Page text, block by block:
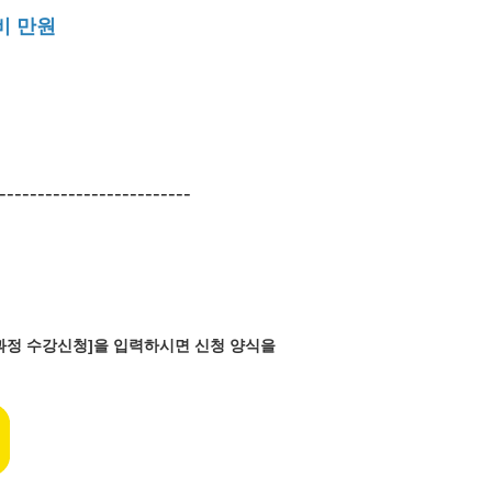
만원
수강신청]을 입력하시면 신청 양식을